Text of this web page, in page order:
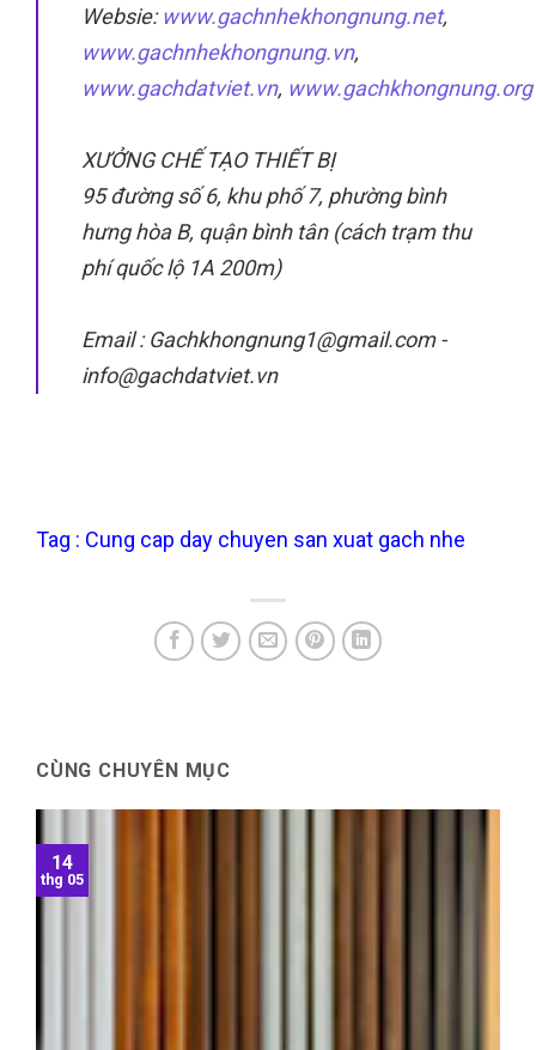
Websie:www.gachnhekhongnung.net,
www.gachnhekhongnung.vn,
www.gachdatviet.vn, www.gachkhongnung.org
XƯỞNG CHẾ TẠO THIẾT BỊ
95 đường số 6, khu phố 7, phường bình
hưng hòa B, quận bình tân (cách trạm thu
phí quốc lộ 1A 200m)
Email : Gachkhongnung1@gmail.com -
info@gachdatviet.vn
Tag : Cung cap day chuyen san xuat gach nhe
CÙNG CHUYÊN MỤC
14
thg 05